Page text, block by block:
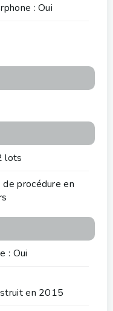
: Oui
lots
de procédure en
: Oui
en 2015